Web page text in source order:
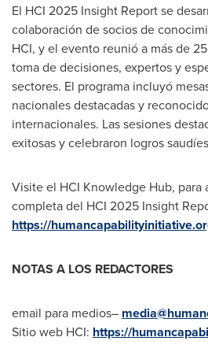
El HCI 2025 Insight Report se
colaboración de socios de
HCI, y el evento reunió a más de
toma de decisiones, expertos y
sectores. El programa incluyó
nacionales destacadas y
internacionales. Las sesiones
exitosas y celebraron logros
Visite el HCI Knowledge Hub, para
completa del HCI 2025 Insight
https://
NOTAS A LOS REDACTORES
email para medios–
Sitio web HCI: https://